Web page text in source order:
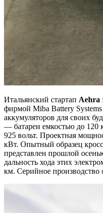
Итальянский стартап Aehra
фирмой Miba Battery
аккумуляторов для своих
— батареи емкостью до 120
925 вольт. Проектная
кВт. Опытный образец
представлен прошлой
дальность хода этих
км. Серийное производство